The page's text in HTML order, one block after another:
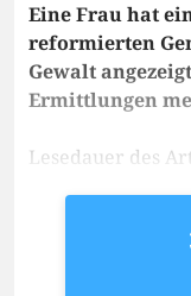
Eine Frau hat
reformierten
Gewalt
Ermittlungen
Lesedauer des